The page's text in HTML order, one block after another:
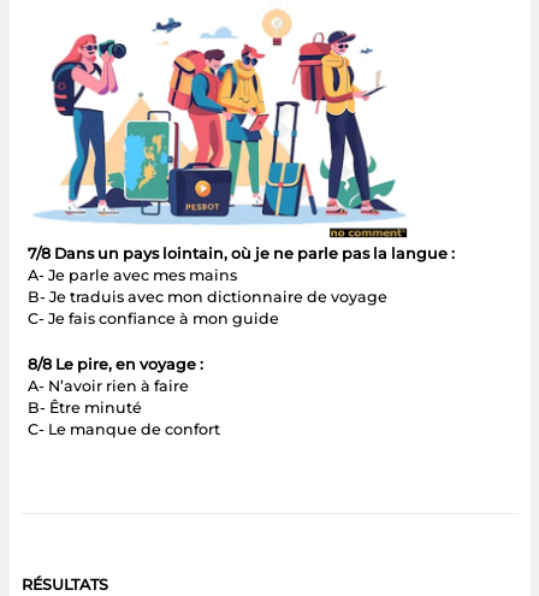
7/8 Dans un pays lointain, où je ne parle pas la langue :
A- Je parle avec mes mains
B- Je traduis avec mon dictionnaire de voyage
C- Je fais confiance à mon guide
8/8 Le pire, en voyage :
A- N’avoir rien à faire
B- Être minuté
C- Le manque de confort
RÉSULTATS